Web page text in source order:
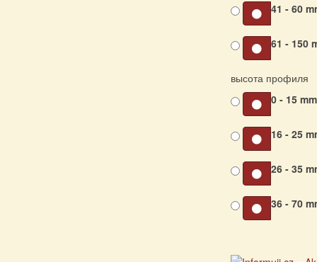
41 - 60
61 - 150
высота профиля
0 - 15
16 - 25
26 - 35
36 - 70